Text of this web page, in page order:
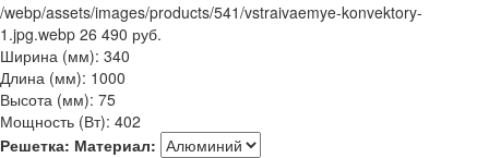
/webp/assets/images/products/541/vstraivaemye-konvektory-
1.jpg.webp 26 490 руб.
Ширина (мм): 340
Длина (мм): 1000
Высота (мм): 75
Мощность (Вт): 402
Решетка: Материал: